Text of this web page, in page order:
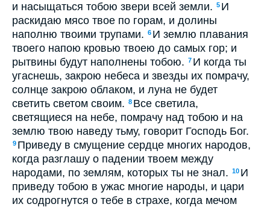
и насыщаться тобою звери всей земли. 5 И
раскидаю мясо твое по горам, и долины
наполню твоими трупами. 6 И землю плавания
твоего напою кровью твоею до самых гор; и
рытвины будут наполнены тобою. 7 И когда ты
угаснешь, закрою небеса и звезды их помрачу,
солнце закрою облаком, и луна не будет
светить светом своим. 8 Все светила,
светящиеся на небе, помрачу над тобою и на
землю твою наведу тьму, говорит Господь Бог.
9 Приведу в смущение сердце многих народов,
когда разглашу о падении твоем между
народами, по землям, которых ты не знал. 10 И
приведу тобою в ужас многие народы, и цари
их содрогнутся о тебе в страхе, когда мечом